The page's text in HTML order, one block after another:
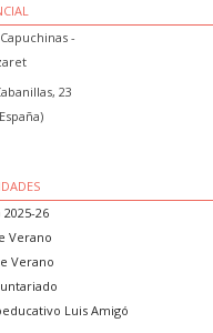
-
23
26
Verano
Verano
Luis Amigó